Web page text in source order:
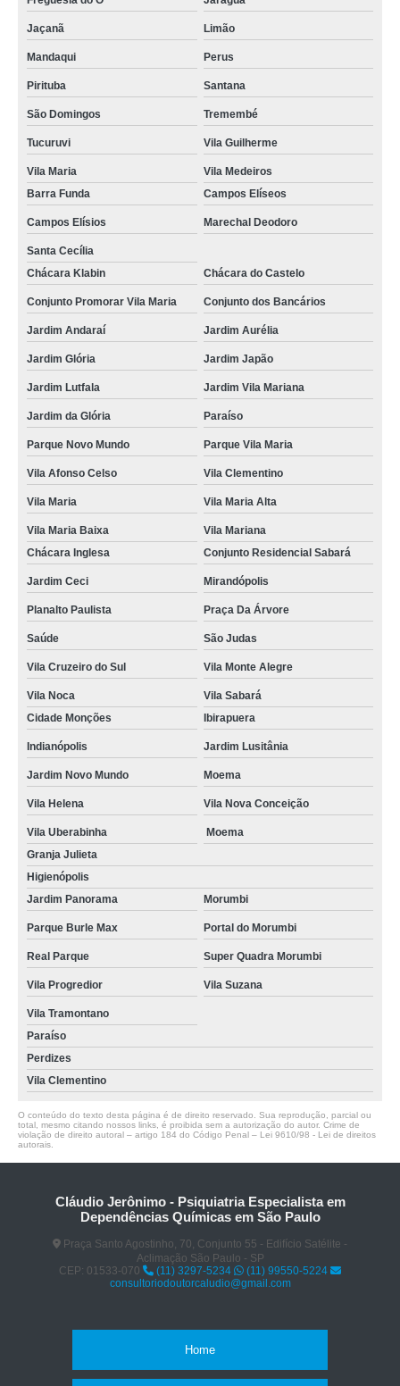
Jaçanã Limão
Mandaqui Perus
Pirituba Santana
São Domingos Tremembé
Tucuruvi Vila Guilherme
Vila Maria
Vila Medeiros
Barra Funda
Campos Elíseos
Campos Elísios Marechal Deodoro
Santa Cecília
Chácara Klabin
Chácara do Castelo
Conjunto Promorar Vila Maria Conjunto dos Bancários
Jardim Andaraí Jardim Aurélia
Jardim Glória Jardim Japão
Jardim Lutfala Jardim Vila Mariana
Jardim da Glória Paraíso
Parque Novo Mundo Parque Vila Maria
Vila Afonso Celso Vila Clementino
Vila Maria Vila Maria Alta
Vila Maria Baixa
Vila Mariana
Chácara Inglesa
Conjunto Residencial Sabará
Jardim Ceci Mirandópolis
Planalto Paulista Praça Da Árvore
Saúde São Judas
Vila Cruzeiro do Sul Vila Monte Alegre
Vila Noca
Vila Sabará
Cidade Monções
Ibirapuera
Indianópolis Jardim Lusitânia
Jardim Novo Mundo Moema
Vila Helena Vila Nova Conceição
Vila Uberabinha
Moema
Granja Julieta
Higienópolis
Jardim Panorama
Morumbi
Parque Burle Max Portal do Morumbi
Real Parque Super Quadra Morumbi
Vila Progredior Vila Suzana
Vila Tramontano
Paraíso
Perdizes
Vila Clementino
O conteúdo do texto desta página é de direito reservado. Sua reprodução, parcial ou
total, mesmo citando nossos links, é proibida sem a autorização do autor. Crime de
violação de direito autoral – artigo 184 do Código Penal – Lei 9610/98 - Lei de direitos
autorais
Cláudio Jerônimo - Psiquiatria Especialista em
Dependências Químicas em São Paulo
Praça Santo Agostinho, 70, Conjunto 55 - Edifício Satélite -
Aclimação São Paulo - SP
CEP: 01533-070
(11) 3297-5234
(11) 99550-5224
consultoriodoutorcaludio@gmail.com
Home